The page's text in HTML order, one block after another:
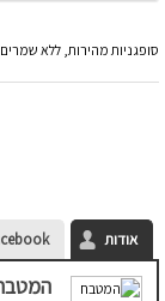
סופגניות מהירות, ללא
אודות